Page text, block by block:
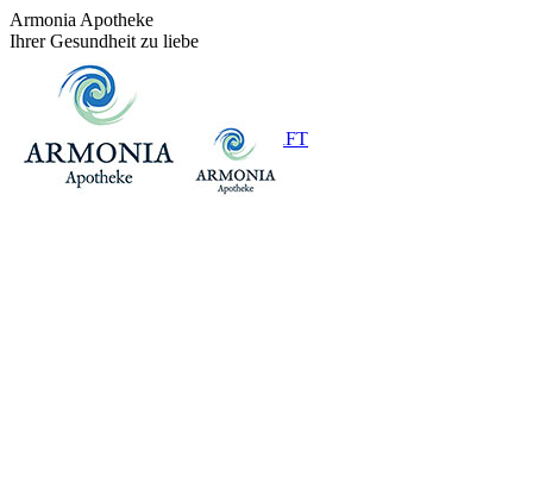
Zum
Inhalt
Armonia Apotheke
Ihrer Gesundheit zu liebe
+43 (0)1 / 48 624 14BEREITSCHAFT